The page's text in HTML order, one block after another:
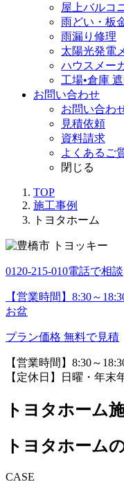
屋上バルコ
雨どい・板
雨漏り修理
太陽光発電
ハウスメー
工場•倉庫
お問い合わせ
お問い合わ
見積依頼
資料請求
よくあるご
閉じる
TOP
施工事例
トヨタホーム
0120-215-010電話で相談
【営業時間】8:30～
お盆
プラン価格 無料で見積
【営業時間】8:30～
【定休日】日曜・年末
トヨタホーム
トヨタホーム
CASE